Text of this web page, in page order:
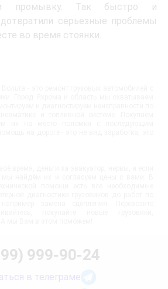
промывку. Так быстро и
серьезные проблемы
во время стоянки.
999-90-24
в телеграме